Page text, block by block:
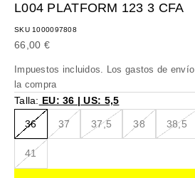
L004 PLATFORM 123 3 CFA
SKU 1000097808
Precio de oferta
66,00 €
Impuestos incluidos. Los gastos de envío
la compra
Talla: EU: 36 | US: 5,5
36 37 37,5 38 38,5
41